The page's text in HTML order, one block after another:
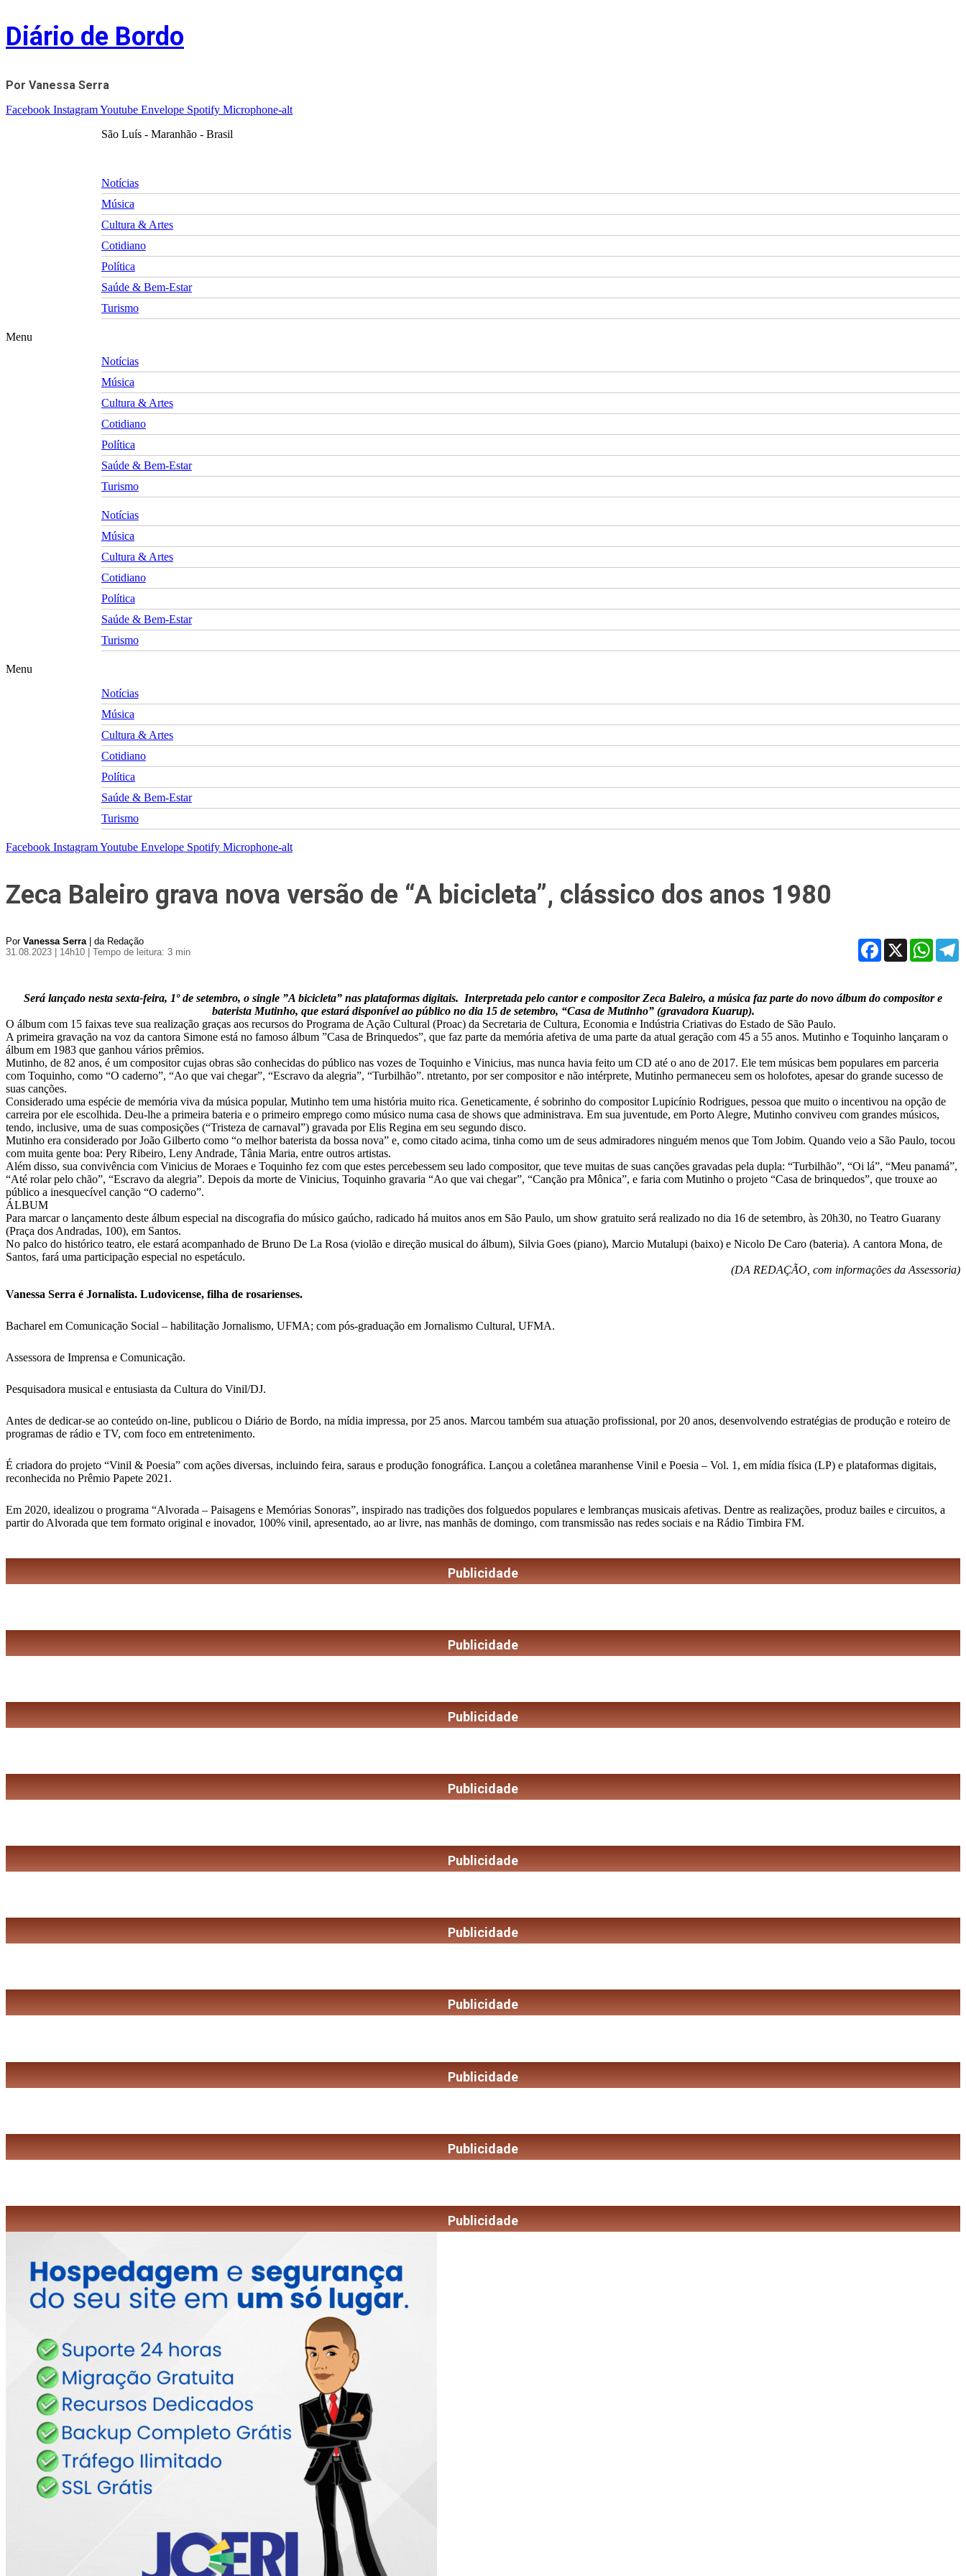
Skip
to
content
Diário de Bordo
Por Vanessa Serra
Facebook InstagramYoutube Envelope Spotify Microphone-alt
São Luís - Maranhão - Brasil
Notícias
Música
Cultura & Artes
Cotidiano
Política
Saúde & Bem-Estar
Turismo
Menu
Notícias
Música
Cultura & Artes
Cotidiano
Política
Saúde & Bem-Estar
Turismo
Notícias
Música
Cultura & Artes
Cotidiano
Política
Saúde & Bem-Estar
Turismo
Menu
Notícias
Música
Cultura & Artes
Cotidiano
Política
Saúde & Bem-Estar
Turismo
Facebook InstagramYoutube Envelope Spotify Microphone-alt
Zeca Baleiro grava nova versão de “A bicicleta”, clássico dos anos 1980
Por Vanessa Serra| da Redação
31.08.2023 | 14h10
| Tempo de leitura: 3 min
Facebook
X
Será lançado nesta sexta-feira, 1º de setembro, o single ”A bicicleta” nas plataformas digitais. Interpretada pelo cantor e compositor Zeca Baleiro, a música faz parte do novo álbum do compositor e
baterista Mutinho, que estará disponível ao público no dia 15 de setembro, “Casa de Mutinho” (gravadora Kuarup).
O álbum com 15 faixas teve sua realização graças aos recursos do Programa de Ação Cultural (Proac) da Secretaria de Cultura, Economia e Indústria Criativas do Estado de São Paulo.
A primeira gravação na voz da cantora Simone está no famoso álbum ”Casa de Brinquedos”, que faz parte da memória afetiva de uma parte da atual geração com 45 a 55 anos. Mutinho e Toquinho lançaram o
álbum em 1983 que ganhou vários prêmios.
Mutinho, de 82 anos, é um compositor cujas obras são conhecidas do público nas vozes de Toquinho e Vinicius, mas nunca havia feito um CD até o ano de 2017. Ele tem músicas bem populares em parceria
com Toquinho, como “O caderno”, “Ao que vai chegar”, “Escravo da alegria”, “Turbilhão”. ntretanto, por ser compositor e não intérprete, Mutinho permaneceu sem os holofotes, apesar do grande sucesso de
suas canções.
Considerado uma espécie de memória viva da música popular, Mutinho tem uma história muito rica. Geneticamente, é sobrinho do compositor Lupicínio Rodrigues, pessoa que muito o incentivou na opção de
carreira por ele escolhida. Deu-lhe a primeira bateria e o primeiro emprego como músico numa casa de shows que administrava. Em sua juventude, em Porto Alegre, Mutinho conviveu com grandes músicos,
tendo, inclusive, uma de suas composições (“Tristeza de carnaval”) gravada por Elis Regina em seu segundo disco.
Mutinho era considerado por João Gilberto como “o melhor baterista da bossa nova” e, como citado acima, tinha como um de seus admiradores ninguém menos que Tom Jobim. Quando veio a São Paulo, tocou
com muita gente boa: Pery Ribeiro, Leny Andrade, Tânia Maria, entre outros artistas.
Além disso, sua convivência com Vinicius de Moraes e Toquinho fez com que estes percebessem seu lado compositor, que teve muitas de suas canções gravadas pela dupla: “Turbilhão”, “Oi lá”, “Meu panamá”,
“Até rolar pelo chão”, “Escravo da alegria”. Depois da morte de Vinicius, Toquinho gravaria “Ao que vai chegar”, “Canção pra Mônica”, e faria com Mutinho o projeto “Casa de brinquedos”, que trouxe ao
público a inesquecível canção “O caderno”.
ÁLBUM
Para marcar o lançamento deste álbum especial na discografia do músico gaúcho, radicado há muitos anos em São Paulo, um show gratuito será realizado no dia 16 de setembro, às 20h30, no Teatro Guarany
(Praça dos Andradas, 100), em Santos.
No palco do histórico teatro, ele estará acompanhado de Bruno De La Rosa (violão e direção musical do álbum), Silvia Goes (piano), Marcio Mutalupi (baixo) e Nicolo De Caro (bateria). A cantora Mona, de
Santos, fará uma participação especial no espetáculo.
(DA REDAÇÃO, com informações da Assessoria)
Vanessa Serra é Jornalista. Ludovicense, filha de rosarienses.
Bacharel em Comunicação Social – habilitação Jornalismo, UFMA; com pós-graduação em Jornalismo Cultural, UFMA.
Assessora de Imprensa e Comunicação.
Pesquisadora musical e entusiasta da Cultura do Vinil/DJ.
Antes de dedicar-se ao conteúdo on-line, publicou o Diário de Bordo, na mídia impressa, por 25 anos. Marcou também sua atuação profissional, por 20 anos, desenvolvendo estratégias de produção e roteiro de
programas de rádio e TV, com foco em entretenimento.
É criadora do projeto “Vinil & Poesia” com ações diversas, incluindo feira, saraus e produção fonográfica. Lançou a coletânea maranhense Vinil e Poesia – Vol. 1, em mídia física (LP) e plataformas digitais,
reconhecida no Prêmio Papete 2021.
Em 2020, idealizou o programa “Alvorada – Paisagens e Memórias Sonoras”, inspirado nas tradições dos folguedos populares e lembranças musicais afetivas. Dentre as realizações, produz bailes e circuitos, a
partir do Alvorada que tem formato original e inovador, 100% vinil, apresentado, ao ar livre, nas manhãs de domingo, com transmissão nas redes sociais e na Rádio Timbira FM.
Publicidade
Publicidade
Publicidade
Publicidade
Publicidade
Publicidade
Publicidade
Publicidade
Publicidade
Publicidade